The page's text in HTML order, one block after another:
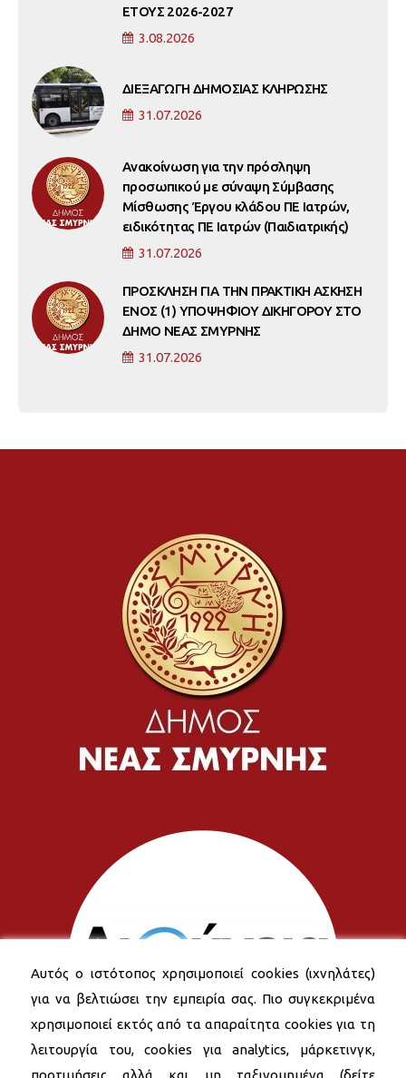
ΕΤΟΥΣ 2026-2027
3.08.2026
ΔΙΕΞΑΓΩΓΗ ΔΗΜΟΣΙΑΣ ΚΛΗΡΩΣΗΣ
31.07.2026
Ανακοίνωση για την πρόσληψη
προσωπικού με σύναψη Σύμβασης
Μίσθωσης Έργου κλάδου ΠΕ Ιατρών,
ειδικότητας ΠΕ Ιατρών (Παιδιατρικής)
31.07.2026
ΠΡΟΣΚΛΗΣΗ ΓΙΑ ΤΗΝ ΠΡΑΚΤΙΚΗ ΑΣΚΗΣΗ
ΕΝΟΣ (1) ΥΠΟΨΗΦΙΟΥ ΔΙΚΗΓΟΡΟΥ ΣΤΟ
ΔΗΜΟ ΝΕΑΣ ΣΜΥΡΝΗΣ
31.07.2026
Αυτός ο ιστότοπος χρησιμοποιεί cookies (ιχνηλάτες)
για να βελτιώσει την εμπειρία σας. Πιο συγκεκριμένα
χρησιμοποιεί εκτός από τα απαραίτητα cookies για τη
λειτουργία του, cookies για analytics, μάρκετινγκ,
προτιμήσεις αλλά και μη ταξινομημένα (δείτε